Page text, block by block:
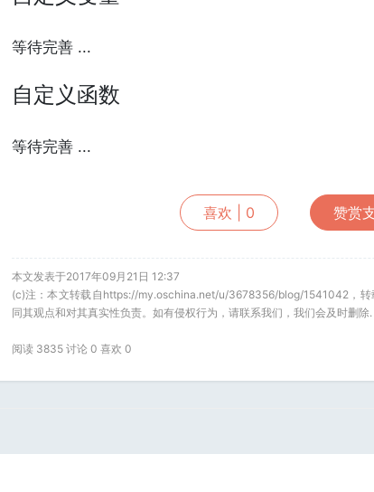
等待完善 ...
自定义函数
等待完善 ...
喜欢 | 0 赞赏
本文发表于2017年09月21日 12:37
(c)注：本文转载自https://my.oschina.net/u/3678356/blog/1541042，
同其观点和对其真实性负责。如有侵权行为，请联系我们，我们会及时删除.
阅读 3835 讨论 0 喜欢 0